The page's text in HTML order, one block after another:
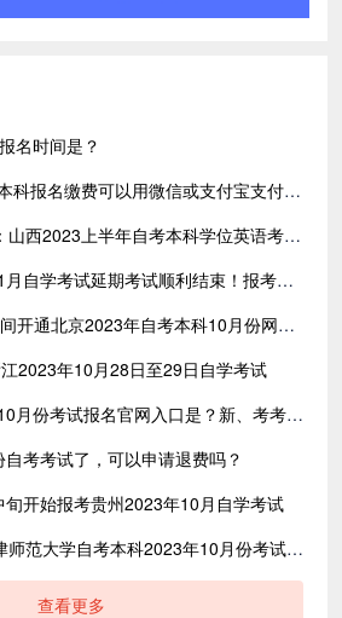
名时间是？
安徽2023下半年自考本科报名缴费可以用微信或支付宝支付吗？多少钱？
山西省成人教育协会：山西2023上半年自考本科学位英语考试报名通知
广东省广州市2023年1月自学考试延期考试顺利结束！报考科次102257次
预计在8月底-9月初期间开通北京2023年自考本科10月份网上报名官网入口
2023年10月28日至29日自学考试
2023年广东自考本科10月份考试报名官网入口是？新、考考生都需要抢考位吗？
考考试了，可以申请退费吗？
开始报考贵州2023年10月自学考试
什么时候开始报名天津师范大学自考本科2023年10月份考试？报名入口是？
查看更多